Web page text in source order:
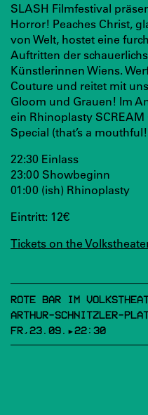
SLASH Filmfestival
Horror! Peaches Christ,
von Welt, hostet eine
Auftritten der
Künstlerinnen Wiens.
Couture und reitet mit
Gloom und Grauen! Im
ein Rhinoplasty
Special (that’s a
22:30 Einlass
23:00 Showbeginn
01:00 (ish) Rhinoplasty
Eintritt: 12€
Tickets on the
ROTE BAR IM
ARTHUR-SCHNITZLER-
FR,23.09.▸22:30